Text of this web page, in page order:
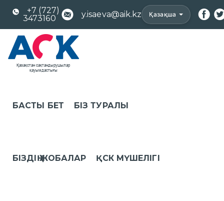
+7 (727)
3473160
y.isaeva@aik.kz Қазақша
БАСТЫ БЕТ БІЗ ТУРАЛЫ
БІЗДІҢ ЖОБАЛАР ҚСК МҮШЕЛІГІ